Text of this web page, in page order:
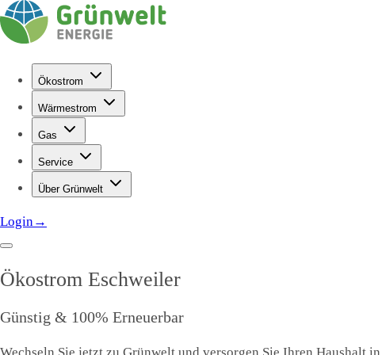
Ökostrom
Wärmestrom
Gas
Service
Über Grünwelt
Login→
Ökostrom Eschweiler
Günstig & 100% Erneuerbar